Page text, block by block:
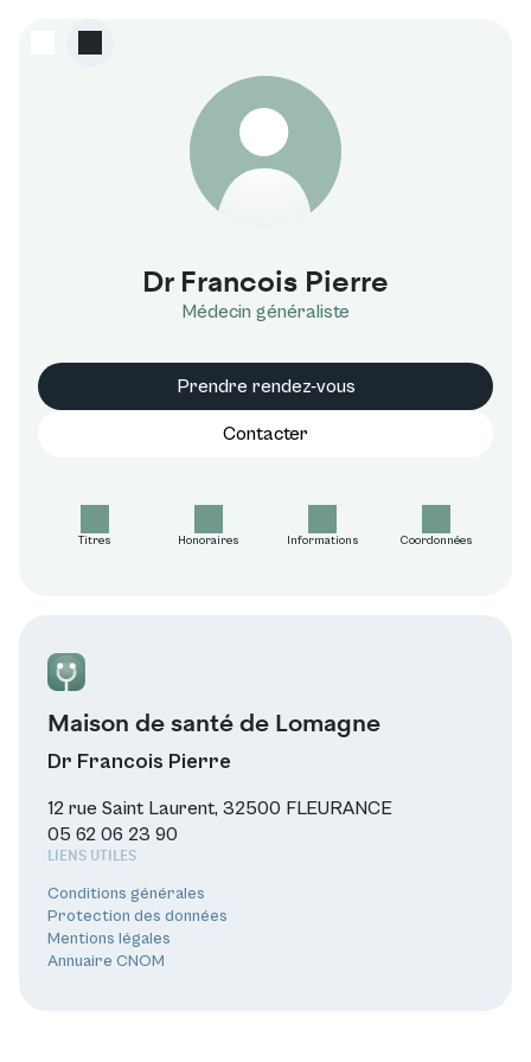
F
Dr Francois Pierre
Médecin généraliste
Prendre rendez-vous
Contacter
Titres Honoraires Informations Coordonnées
Maison de santé de Lomagne
Dr Francois Pierre
12 rue Saint Laurent, 32500 FLEURANCE
05 62 06 23 90
LIENS UTILES
Conditions générales
Protection des données
Mentions légales
Annuaire CNOM